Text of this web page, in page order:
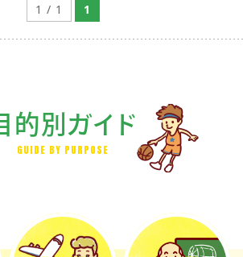
1 / 1 1
的別ガイド
GUIDE BY PURPOSE